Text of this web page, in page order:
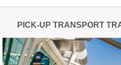
PICK-UP TRANSPORT